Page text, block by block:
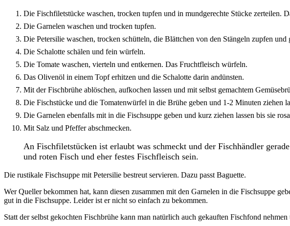
Die Fischfiletstücke waschen, trocken tupfen und in mundgerechte Stücke zerteilen.
Die Garnelen waschen und trocken tupfen.
Die Petersilie waschen, trocken schütteln, die Blättchen von den Stängeln zupfen und
Die Schalotte schälen und fein würfeln.
Die Tomate waschen, vierteln und entkernen. Das Fruchtfleisch würfeln.
Das Olivenöl in einem Topf erhitzen und die Schalotte darin andünsten.
Mit der Fischbrühe ablöschen, aufkochen lassen und mit selbst gemachtem
Die Fischstücke und die Tomatenwürfel in die Brühe geben und 1-2 Minuten ziehen
Die Garnelen ebenfalls mit in die Fischsuppe geben und kurz ziehen lassen bis sie
Mit Salz und Pfeffer abschmecken.
An Fischfiletstücken ist erlaubt was schmeckt und der Fischhändler
und roten Fisch und eher festes Fischfleisch sein.
Die rustikale Fischsuppe mit Petersilie bestreut servieren. Dazu passt Baguette.
Wer Queller bekommen hat, kann diesen zusammen mit den Garnelen in die Fischsuppe
gut in die Fischsuppe. Leider ist er nicht so einfach zu bekommen.
Statt der selbst gekochten Fischbrühe kann man natürlich auch gekauften Fischfond